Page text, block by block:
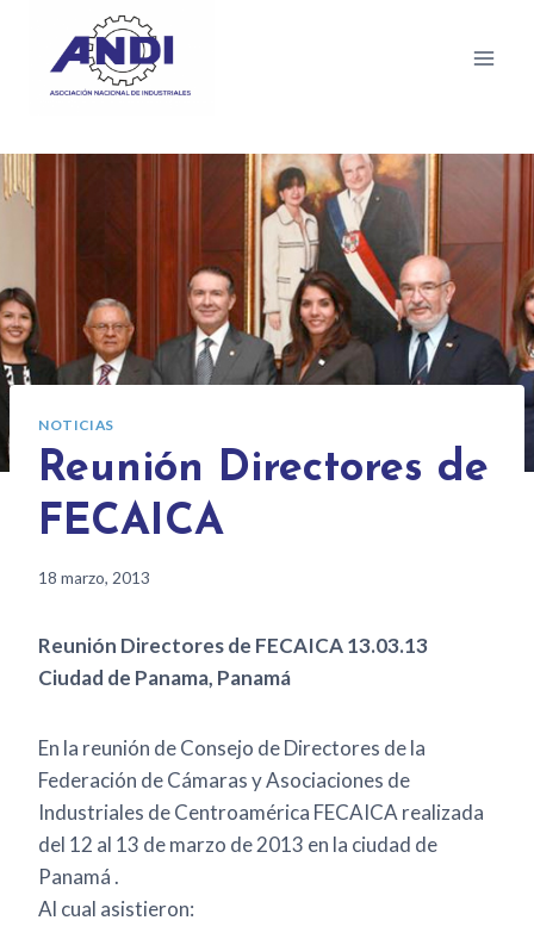
NOTICIAS
Reunión Directores de
FECAICA
18 marzo, 2013
Reunión Directores de FECAICA 13.03.13
Ciudad de Panama, Panamá
En la reunión de Consejo de Directores de la
Federación de Cámaras y Asociaciones de
Industriales de Centroamérica FECAICA realizada
del 12 al 13 de marzo de 2013 en la ciudad de
Panamá .
Al cual asistieron: